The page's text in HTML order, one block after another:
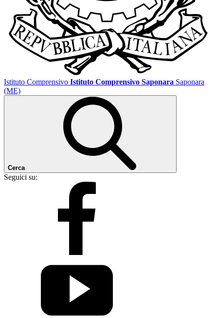
Istituto Comprensivo Istituto Comprensivo Saponara Saponara
(ME)
Cerca
Seguici su: